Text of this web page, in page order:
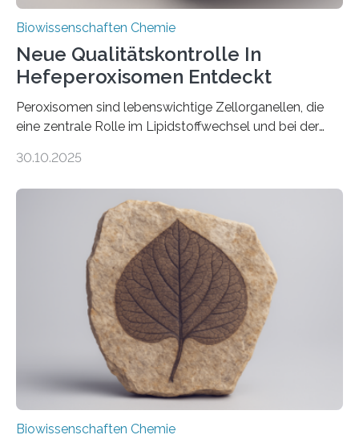
Biowissenschaften Chemie
Neue Qualitätskontrolle In
Hefeperoxisomen Entdeckt
Peroxisomen sind lebenswichtige Zellorganellen, die
eine zentrale Rolle im Lipidstoffwechsel und bei der
erfüllen können, müssen zahlreiche Enzyme präzise in
der Ruhr-Universität Bochum um Prof. Dr. Ralf Erdmann
und Dr. Ismaila Francis Yusuf hat nun einen bislang
unbekannten Qualitätskontrollmechanismus des
peroxisomalen Proteintransports in der Bäckerhefe
Saccharomyces cerevisiae entdeckt, der für die
Funktionsfähigkeit der Organellen entscheidend ist. Die
Studie wurde am 28. Oktober 2025 in der
Fachzeitschrift…
30.10.2025
Biowissenschaften Chemie